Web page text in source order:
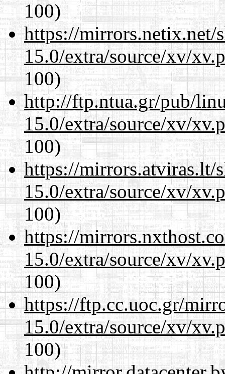
100)
https://mirrors.netix.net/
15.0/extra/source/xv/
100)
http://ftp.ntua.gr/pub/
15.0/extra/source/xv/
100)
https://mirrors.atviras.lt/
15.0/extra/source/xv/
100)
https://
15.0/extra/source/xv/
100)
https://ftp.cc.uoc.gr/
15.0/extra/source/xv/
100)